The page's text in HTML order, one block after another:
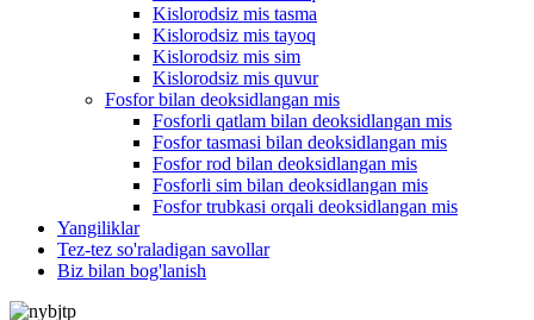
Kislorodsiz mis tasma
Kislorodsiz mis tayoq
Kislorodsiz mis sim
Kislorodsiz mis quvur
Fosfor bilan deoksidlangan mis
Fosforli qatlam bilan deoksidlangan mis
Fosfor tasmasi bilan deoksidlangan mis
Fosfor rod bilan deoksidlangan mis
Fosforli sim bilan deoksidlangan mis
Fosfor trubkasi orqali deoksidlangan mis
Yangiliklar
Tez-tez so'raladigan savollar
Biz bilan bog'lanish